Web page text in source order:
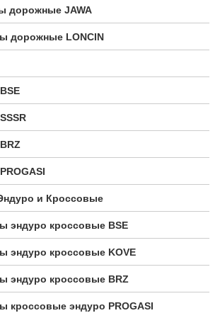
дорожные JAWA
дорожные LONCIN
и Кроссовые
эндуро кроссовые BSE
эндуро кроссовые KOVE
эндуро кроссовые BRZ
кроссовые эндуро PROGASI